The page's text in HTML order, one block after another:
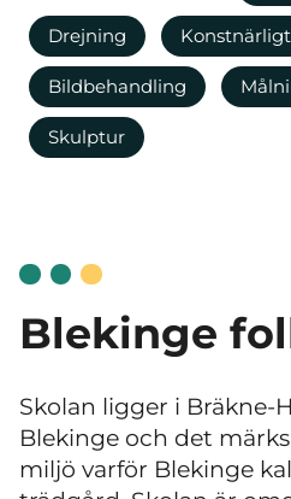
Drejning
Bildbehandling
Skulptur
Blekinge
Skolan ligger i Bräkne-
Blekinge och det
miljö varför Blekinge